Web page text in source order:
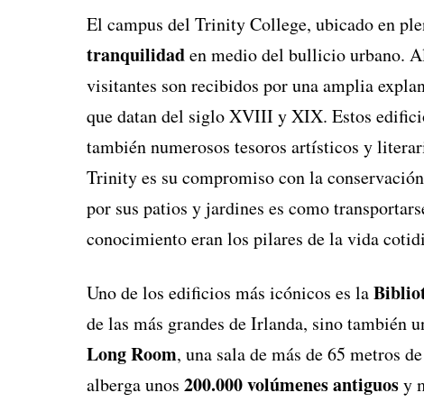
El campus del Trinity College, ubicado en
tranquilidaden medio del bullicio urbano.
visitantes son recibidos por una amplia
que datan del siglo XVIII y XIX. Estos
también numerosos tesoros artísticos y
Trinity es su compromiso con la
por sus patios y jardines es como
conocimiento eran los pilares de la vida
Uno de los edificios más icónicos es la
de las más grandes de Irlanda, sino también
Long Room, una sala de más de 65 metros
alberga unos 200.000 volúmenes antiguosy